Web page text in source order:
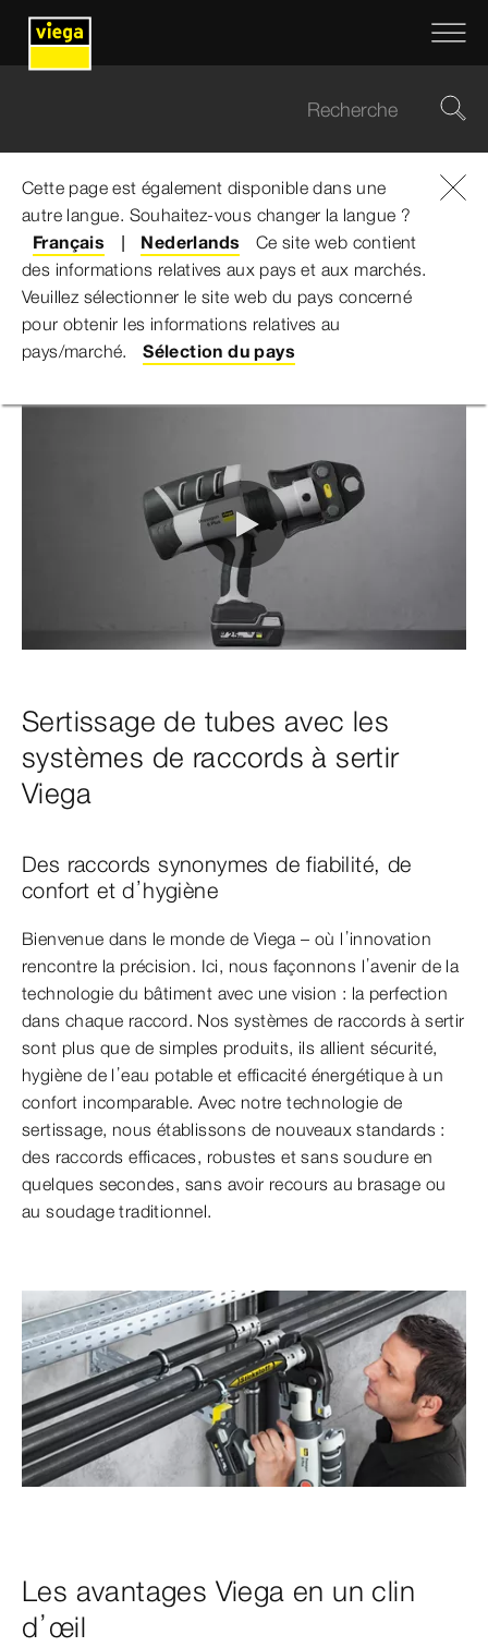
Cette page est également disponible dans une
autre langue. Souhaitez-vous changer la langue ?
Français
Nederlands
Ce site web contient
des informations relatives aux pays et aux marchés.
Veuillez sélectionner le site web du pays concerné
pour obtenir les informations relatives au
pays/marché.
Sélection du pays
Viega Belgium ... Technique de sertissage
La technique de sertissage de
Viega
Sertissage de tubes avec les
systèmes de raccords à sertir
Viega
Des raccords synonymes de fiabilité, de
confort et d’hygiène
Bienvenue dans le monde de Viega – où l’innovation
rencontre la précision. Ici, nous façonnons l’avenir de la
technologie du bâtiment avec une vision : la perfection
dans chaque raccord. Nos systèmes de raccords à sertir
sont plus que de simples produits, ils allient sécurité,
hygiène de l’eau potable et efficacité énergétique à un
confort incomparable. Avec notre technologie de
sertissage, nous établissons de nouveaux standards :
des raccords efficaces, robustes et sans soudure en
quelques secondes, sans avoir recours au brasage ou
au soudage traditionnel.
Les avantages Viega en un clin
d’œil